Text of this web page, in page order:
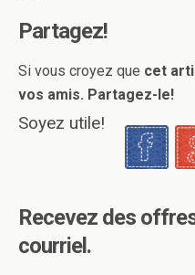
Partagez!
Si vous croyez que cet
vos amis. Partagez-le!
Soyez utile!
Recevez des
courriel.